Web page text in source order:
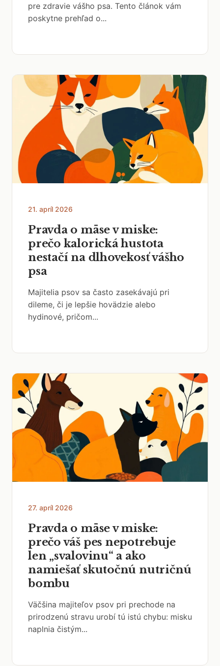
pre zdravie vášho psa. Tento článok vám
poskytne prehľad o...
21. apríl 2026
Pravda o mäse v miske:
prečo kalorická hustota
nestačí na dlhovekosť vášho
psa
Majitelia psov sa často zasekávajú pri
dileme, či je lepšie hovädzie alebo
hydinové, pričom...
27. apríl 2026
Pravda o mäse v miske:
prečo váš pes nepotrebuje
len „svalovinu“ a ako
namiešať skutočnú nutričnú
bombu
Väčšina majiteľov psov pri prechode na
prirodzenú stravu urobí tú istú chybu: misku
naplnia čistým...